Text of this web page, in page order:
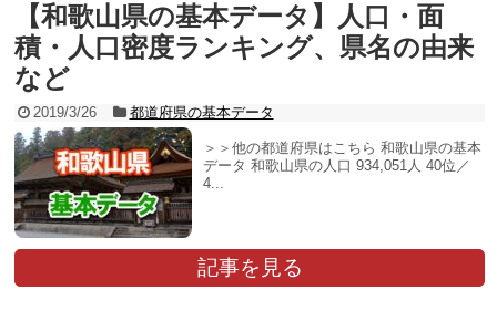
【和歌山県の基本データ】人口・面
積・人口密度ランキング、県名の由来
など
2019/3/26 都道府県の基本データ
＞＞他の都道府県はこちら 和歌山県の基本
データ 和歌山県の人口 934,051人 40位／
4...
記事を見る